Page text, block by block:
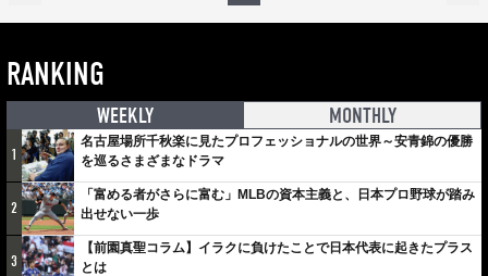
RANKING
WEEKLY MONTHLY
1
名古屋場所千秋楽に見たプロフェッショナルの世界～安青錦の優勝
を巡るさまざまなドラマ
2
「富める者がさらに富む」MLBの資本主義と、日本プロ野球が踏み
出せない一歩
3
【前園真聖コラム】イラクに負けたことで日本代表に起きたプラス
とは